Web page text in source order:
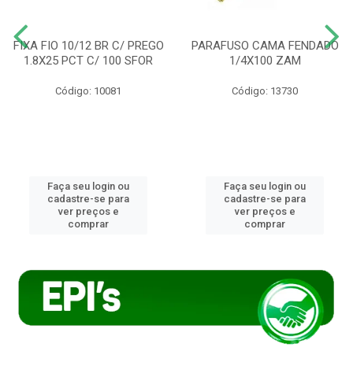
FIXA FIO 10/12 BR C/ PREGO
1.8X25 PCT C/ 100 SFOR
Código: 10081
Faça seu login ou
cadastre-se para
ver preços e
comprar
PARAFUSO CAMA FENDADO
1/4X100 ZAM
Código: 13730
Faça seu login ou
cadastre-se para
ver preços e
comprar